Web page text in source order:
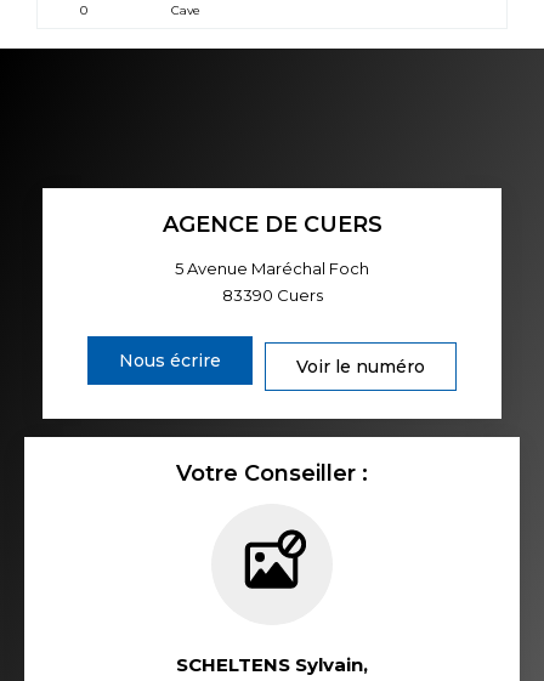
0 Cave
AGENCE DE CUERS
5 Avenue Maréchal Foch
83390 Cuers
Nous écrire Voir le numéro
Votre Conseiller :
SCHELTENS Sylvain,